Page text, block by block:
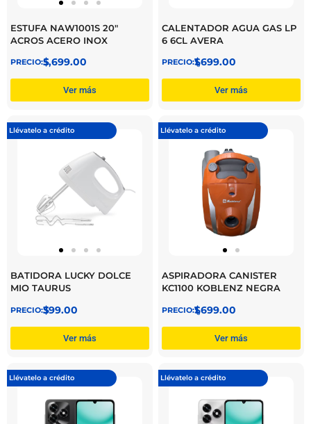
ESTUFA NAW1001S 20″
ACROS ACERO INOX
$
5,699.00
Ver más
CALENTADOR AGUA GAS LP
6 6CL AVERA
$
1,699.00
Ver más
Llévatelo a crédito
BATIDORA LUCKY DOLCE
MIO TAURUS
$
399.00
Ver más
Llévatelo a crédito
ASPIRADORA CANISTER
KC1100 KOBLENZ NEGRA
$
1,699.00
Ver más
Llévatelo a crédito Llévatelo a crédito